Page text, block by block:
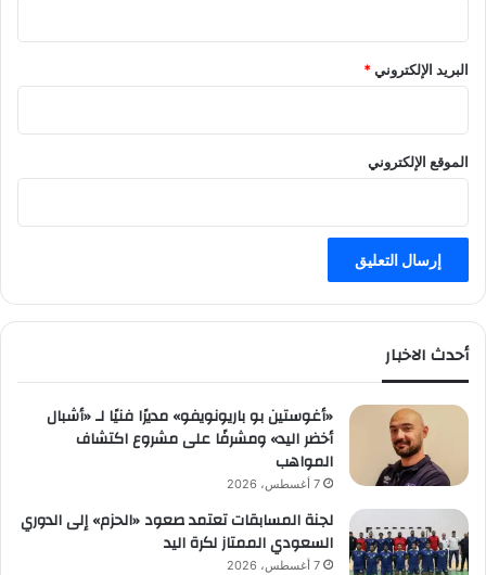
البريد الإلكتروني*
الموقع الإلكتروني
أحدث الاخبار
«أغوستين بو باريونويفو» مديرًا فنيًا لـ «أشبال
أخضر اليد» ومشرفًا على مشروع اكتشاف
المواهب
7 أغسطس، 2026
لجنة المسابقات تعتمد صعود «الحزم» إلى الدوري
السعودي الممتاز لكرة اليد
7 أغسطس، 2026